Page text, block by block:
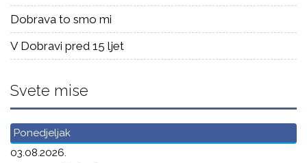
Dobrava to smo mi
V Dobravi pred 15 ljet
Svete mise
Ponedjeljak
03.08.2026.